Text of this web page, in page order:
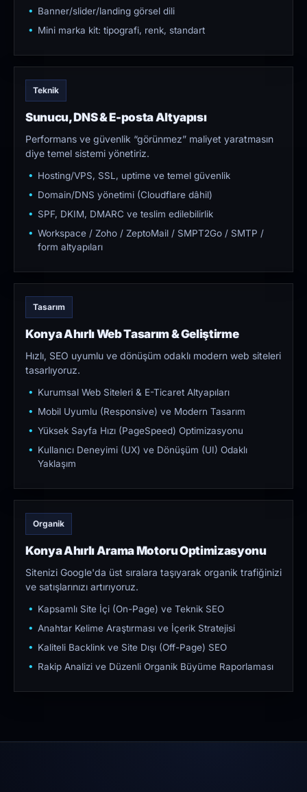
Banner/slider/landing görsel dili
Mini marka kit: tipografi, renk, standart
Teknik
Sunucu, DNS & E-posta Altyapısı
Performans ve güvenlik “görünmez” maliyet yaratmasın
diye temel sistemi yönetiriz.
Hosting/VPS, SSL, uptime ve temel güvenlik
Domain/DNS yönetimi (Cloudflare dâhil)
SPF, DKIM, DMARC ve teslim edilebilirlik
Workspace / Zoho / ZeptoMail / SMPT2Go / SMTP /
form altyapıları
Tasarım
Konya Ahırlı Web Tasarım & Geliştirme
Hızlı, SEO uyumlu ve dönüşüm odaklı modern web siteleri
tasarlıyoruz.
Kurumsal Web Siteleri & E-Ticaret Altyapıları
Mobil Uyumlu (Responsive) ve Modern Tasarım
Yüksek Sayfa Hızı (PageSpeed) Optimizasyonu
Kullanıcı Deneyimi (UX) ve Dönüşüm (UI) Odaklı
Yaklaşım
Organik
Konya Ahırlı Arama Motoru Optimizasyonu
Sitenizi Google'da üst sıralara taşıyarak organik trafiğinizi
ve satışlarınızı artırıyoruz.
Kapsamlı Site İçi (On-Page) ve Teknik SEO
Anahtar Kelime Araştırması ve İçerik Stratejisi
Kaliteli Backlink ve Site Dışı (Off-Page) SEO
Rakip Analizi ve Düzenli Organik Büyüme Raporlaması